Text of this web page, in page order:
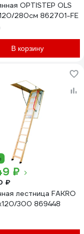
OPTISTEP OLS
280см 862701-FE
В корзину
₽
₽
лестница FAKRO
300 869448